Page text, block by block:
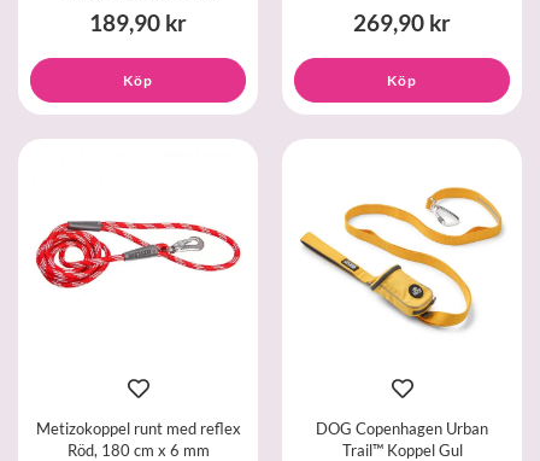
189,90 kr
Köp
269,90 kr
Köp
Metizokoppel runt med reflex
Röd, 180 cm x 6 mm
DOG Copenhagen Urban
Trail™ Koppel Gul